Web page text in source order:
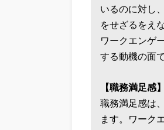
いるのに対し
をせざるをえ
ワークエンゲ
する動機の面
【職務満足感】
職務満足感は、
ます。ワーク